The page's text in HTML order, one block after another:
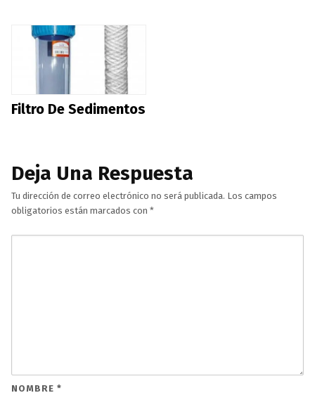
Filtro De Sedimentos
Deja Una Respuesta
Tu dirección de correo electrónico no será publicada. Los campos
obligatorios están marcados con *
NOMBRE *